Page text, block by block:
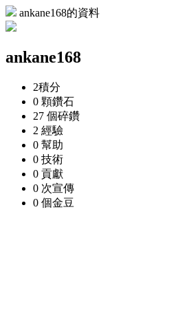
ankane168的資料
ankane168
2積分
0 顆鑽石
27 個碎鑽
2 經驗
0 幫助
0 技術
0 貢獻
0 次宣傳
0 個金豆